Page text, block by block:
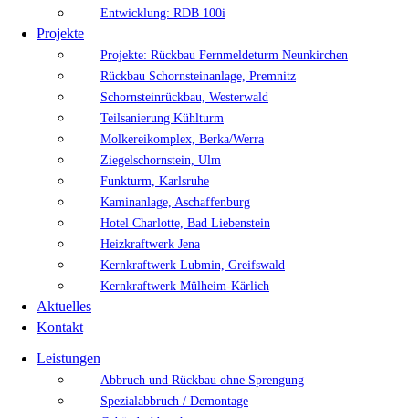
Entwicklung: RDB 100i
Projekte
Projekte: Rückbau Fernmeldeturm Neunkirchen
Rückbau Schornsteinanlage, Premnitz
Schornsteinrückbau, Westerwald
Teilsanierung Kühlturm
Molkereikomplex, Berka/Werra
Ziegelschornstein, Ulm
Funkturm, Karlsruhe
Kaminanlage, Aschaffenburg
Hotel Charlotte, Bad Liebenstein
Heizkraftwerk Jena
Kernkraftwerk Lubmin, Greifswald
Kernkraftwerk Mülheim-Kärlich
Aktuelles
Kontakt
Leistungen
Abbruch und Rückbau ohne Sprengung
Spezialabbruch / Demontage